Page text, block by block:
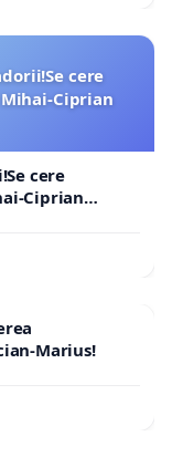
cere
Ciprian
cere
Ciprian
Marius!